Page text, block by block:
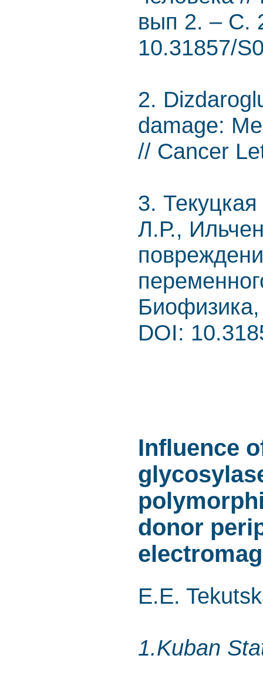
вып 2. – С.
10.31857/
2.
damage:
// Cancer
3.
Л.Р.,
DOI:
Influence
donor
E.E.
1.Kuban